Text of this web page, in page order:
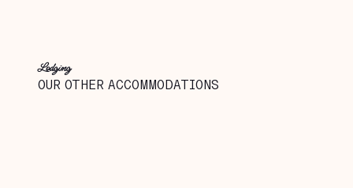
Lodging
OUR OTHER ACCOMMODATIONS